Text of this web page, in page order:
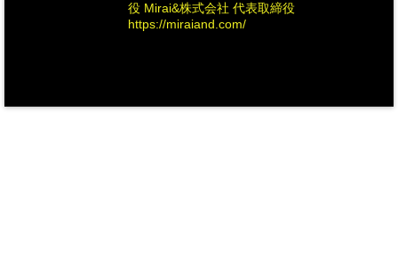
役 Mirai&株式会社 代表取締役
https://miraiand.com/